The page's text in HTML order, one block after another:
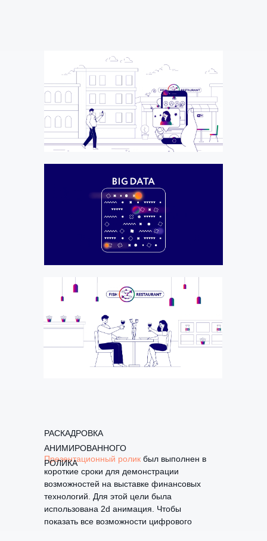
Презентационный ролик был выполнен в
короткие сроки для демонстрации
возможностей на выставке финансовых
технологий. Для этой цели была
использована 2d анимация. Чтобы
показать все возможности цифрового
РАСКАДРОВКА
АНИМИРОВАННОГО
РОЛИКА